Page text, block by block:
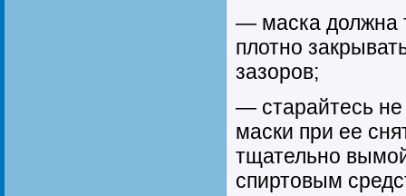
— маска должна
плотно
зазоров;
— старайтесь не
маски при ее
тщательно
спиртовым